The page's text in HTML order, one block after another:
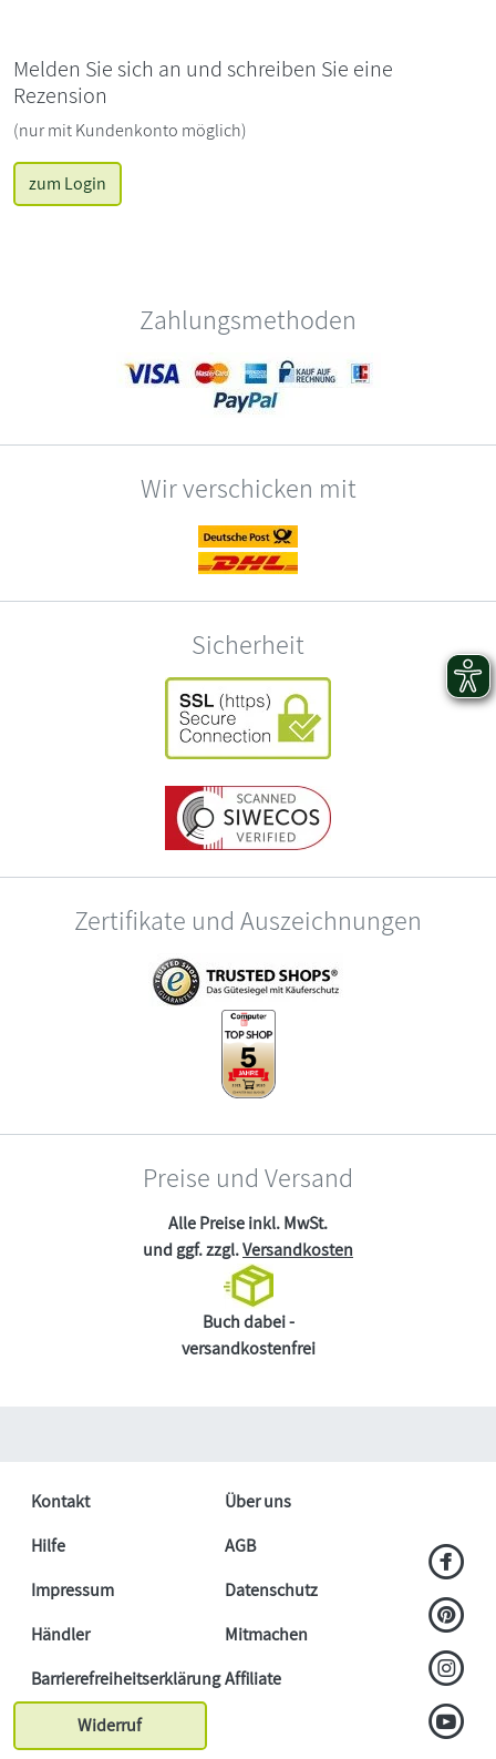
Melden Sie sich an und schreiben Sie eine
Rezension
(nur mit Kundenkonto möglich)
zum Login
Zahlungsmethoden
Wir verschicken mit
Sicherheit
Zertifikate und Auszeichnungen
Preise und Versand
Alle Preise inkl. MwSt.
und ggf. zzgl.Versandkosten
Buch dabei -
versandkostenfrei
Kontakt
Über uns
Hilfe
AGB
Impressum
Datenschutz
Händler
Mitmachen
BarrierefreiheitserklärungAffiliate
Widerruf